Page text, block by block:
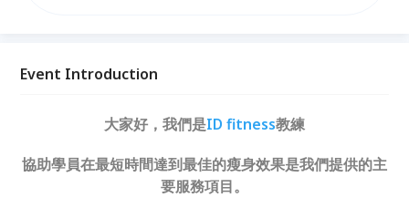
Event Introduction
大家好，我們是ID fitness教練
協助學員在最短時間達到最佳的瘦身效果是我們提供的主
要服務項目。